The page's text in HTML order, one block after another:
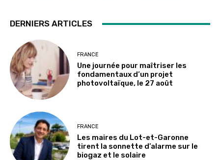
DERNIERS ARTICLES
FRANCE
Une journée pour maîtriser les
fondamentaux d’un projet
photovoltaïque, le 27 août
FRANCE
Les maires du Lot-et-Garonne
tirent la sonnette d’alarme sur le
biogaz et le solaire